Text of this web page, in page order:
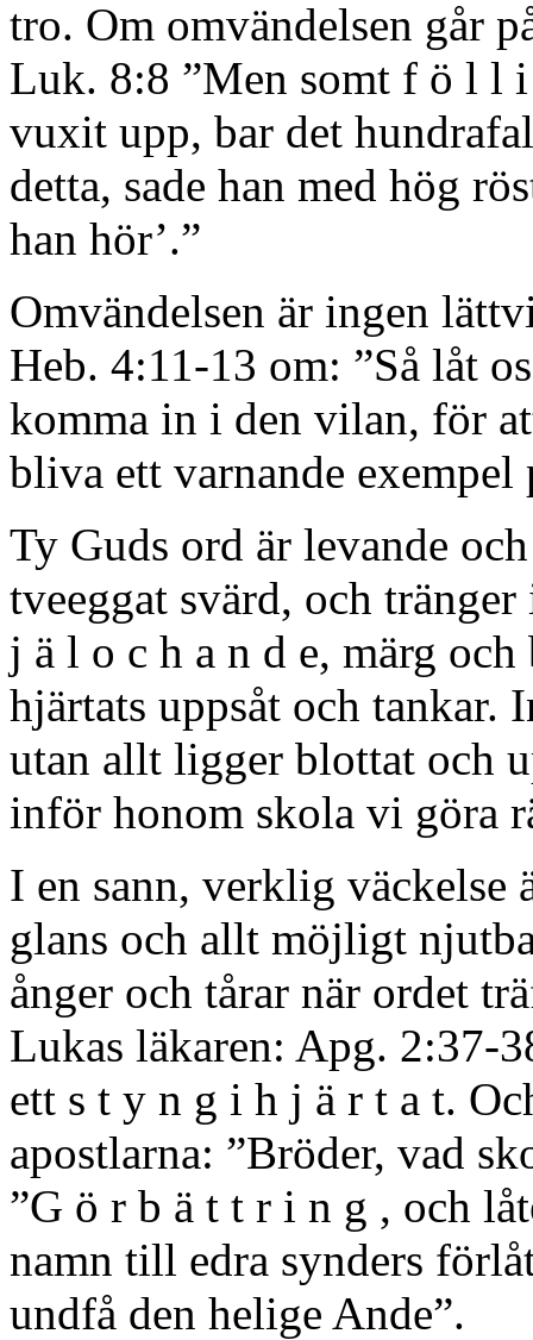
tro. Om omvändelsen går
Luk. 8:8 ”Men somt f ö l l
vuxit upp, bar det
detta, sade han med hög
han hör’.”
Omvändelsen är ingen
Heb. 4:11-13 om: ”Så låt
komma in i den vilan, för
bliva ett varnande exempel
Ty Guds ord är levande
tveeggat svärd, och
j ä l o c h a n d e, märg
hjärtats uppsåt och tankar.
utan allt ligger blottat och
inför honom skola vi göra
I en sann, verklig väckelse
glans och allt möjligt
ånger och tårar när ordet
Lukas läkaren: Apg. 2:37-
ett s t y n g i h j ä r t a t.
apostlarna: ”Bröder, vad
”G ö r b ä t t r i n g , och
namn till edra synders
undfå den helige Ande”.